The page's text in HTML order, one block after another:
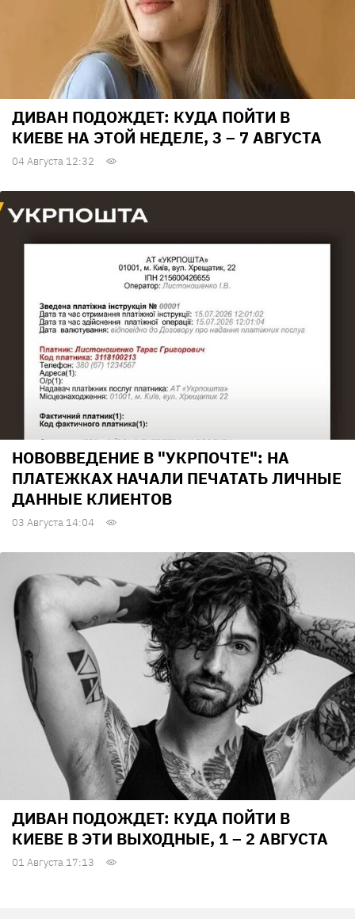
ДИВАН ПОДОЖДЕТ: КУДА ПОЙТИ В
КИЕВЕ НА ЭТОЙ НЕДЕЛЕ, 3 – 7 АВГУСТА
04 Августа 12:32
НОВОВВЕДЕНИЕ В "УКРПОЧТЕ": НА
ПЛАТЕЖКАХ НАЧАЛИ ПЕЧАТАТЬ ЛИЧНЫЕ
ДАННЫЕ КЛИЕНТОВ
03 Августа 14:04
ДИВАН ПОДОЖДЕТ: КУДА ПОЙТИ В
КИЕВЕ В ЭТИ ВЫХОДНЫЕ, 1 – 2 АВГУСТА
01 Августа 17:13